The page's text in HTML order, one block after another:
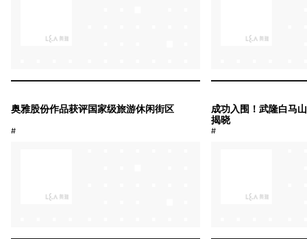
奥雅股份作品获评国家级旅游休闲街区
#
成功入围！武隆白马
揭晓
#